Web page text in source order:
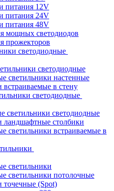
питания 12V
питания 24V
питания 48V
мощных светодиодов
прожекторов
светодиодные
светодиодные
светильники настенные
встраиваемые в стену
светодиодные
светильники светодиодные
ландшафтные столбики
светильники встраиваемые в
светильники
светильники потолочные
точечные (Spot)